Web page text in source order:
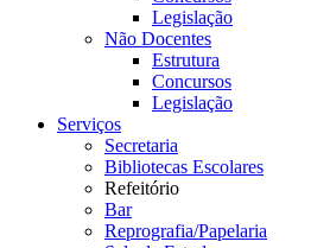
Legislação
Não Docentes
Estrutura
Concursos
Legislação
Serviços
Secretaria
Bibliotecas Escolares
Refeitório
Bar
Reprografia/Papelaria